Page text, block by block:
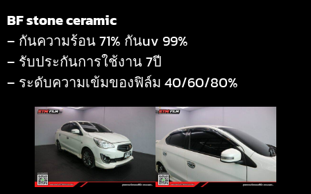
BF stone ceramic
– กันความร้อน 71% กันuv 99%
– รับประกันการใช้งาน 7ปี
– ระดับความเข้มของฟิล์ม 40/60/80%